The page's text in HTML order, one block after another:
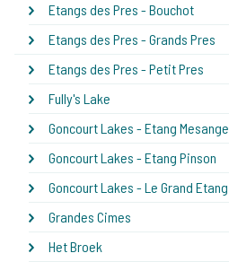
Etangs des Pres - Bouchot
Etangs des Pres - Grands Pres
Etangs des Pres - Petit Pres
Fully's Lake
Goncourt Lakes - Etang Mesange
Goncourt Lakes - Etang Pinson
Goncourt Lakes - Le Grand Etang
Grandes Cimes
Het Broek